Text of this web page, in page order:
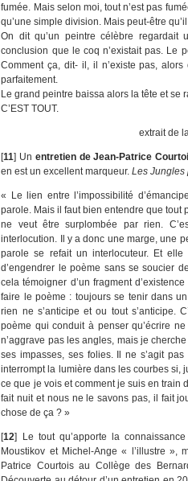
fumée. Mais selon moi, tout n’est pas
qu’une simple division. Mais peut-être
On dit qu’un peintre célèbre
conclusion que le coq n’existait pas. Le
Comment ça, dit- il, il n’existe pas,
parfaitement.
Le grand peintre baissa alors la tête et se
C’EST TOUT.
extrait de
[11] Un entretien de Jean-Patrice
en est un excellent marqueur.Les Jungles
« Le lien entre l’impossibilité
parole. Mais il faut bien entendre que tout
ne veut être surplombée par rien.
interlocution. Il y a donc une marge, une
parole se refait un interlocuteur. Et
d’engendrer le poème sans se soucier
cela témoigner d’un fragment
faire le poème : toujours se tenir dans
rien ne s’anticipe et ou tout s’anticipe.
poème qui conduit à penser qu’écrire
n’aggrave pas les angles, mais je
ses impasses, ses folies. Il ne s’agit
interrompt la lumière dans les courbes si,
ce que je vois et comment je suis en train
fait nuit et nous ne le savons pas, il fait
chose de ça ? »
[12]
Le tout qu’apporte la
Moustikov et Michel-Ange « l’illustre
Patrice Courtois au Collège des